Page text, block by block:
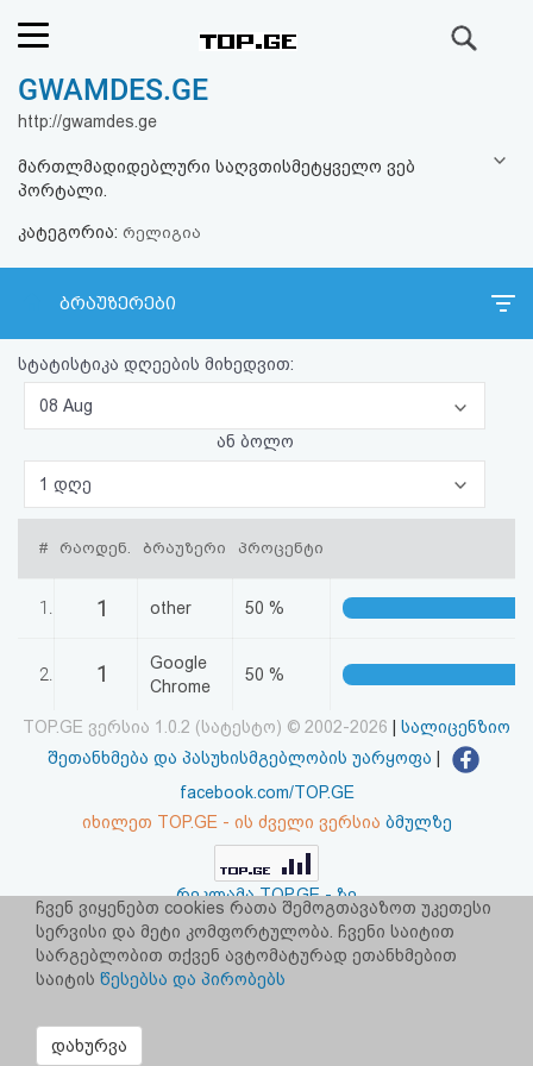
რეიტინგი
კითხვა-
პასუხი
ავტორიზაცია
პაროლის
აღდგენა
HTML
სალიცენზიო
შეთანხმება
პასუხისმგებლობის
უარყოფა
GWAMDES.GE
http://gwamdes.ge
მართლმადიდებლური საღვთისმეტყველო ვებ
პორტალი.
კატეგორია: რელიგია
ბრაუზერები
სტატისტიკა დღეების მიხედვით:
08 Aug
ან ბოლო
1 დღე
# რაოდენ. ბრაუზერი პროცენტი
1. 1 other 50 %
2. 1
Google
Chrome
50 %
TOP.GE ვერსია 1.0.2 (სატესტო) © 2002-2026
სალიცენზიო
შეთანხმება და პასუხისმგებლობის უარყოფა
facebook.com/TOP.GE
იხილეთ TOP.GE - ის ძველი ვერსია ბმულზე
რეკლამა TOP.GE - ზე
TOP.GE-ს სერვერების განთავსებას და ინტერნეტთან კავშირს
უზრუნველყოფს:CLOUD9
ჩვენ ვიყენებთ cookies რათა შემოგთავაზოთ უკეთესი
სერვისი და მეტი კომფორტულობა. ჩვენი საიტით
სარგებლობით თქვენ ავტომატურად ეთანხმებით
საიტის წესებსა და პირობებს
დახურვა